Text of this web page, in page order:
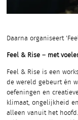
Daarna organiseert
Feel & Rise – met
Feel & Rise is een
de wereld gebeurt én
oefeningen en
klimaat, ongelijkheid
alleen vanuit het